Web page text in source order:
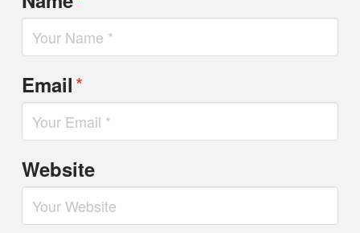
Email*
Website